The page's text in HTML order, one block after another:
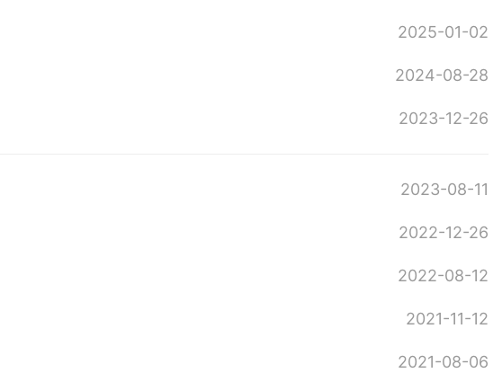
2025-01-02
2024-08-28
2023-12-26
2023-08-11
2022-12-26
2022-08-12
2021-11-12
2021-08-06